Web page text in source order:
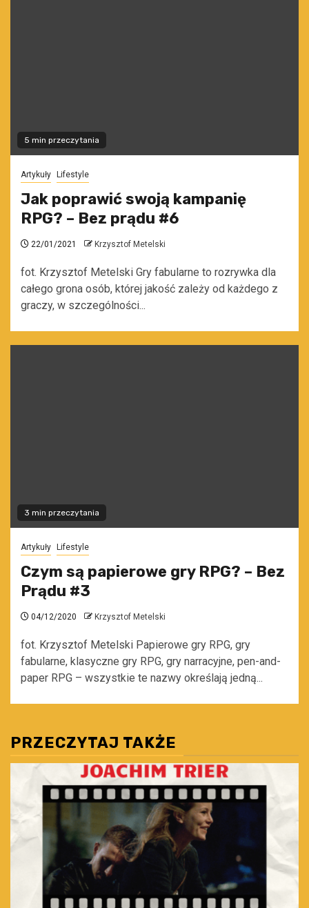
5 min przeczytania
Artykuły Lifestyle
Jak poprawić swoją kampanię
RPG? – Bez prądu #6
22/01/2021 Krzysztof Metelski
fot. Krzysztof Metelski Gry fabularne to rozrywka dla
całego grona osób, której jakość zależy od każdego z
graczy, w szczególności...
3 min przeczytania
Artykuły Lifestyle
Czym są papierowe gry RPG? – Bez
Prądu #3
04/12/2020 Krzysztof Metelski
fot. Krzysztof Metelski Papierowe gry RPG, gry
fabularne, klasyczne gry RPG, gry narracyjne, pen-and-
paper RPG – wszystkie te nazwy określają jedną...
PRZECZYTAJ TAKŻE